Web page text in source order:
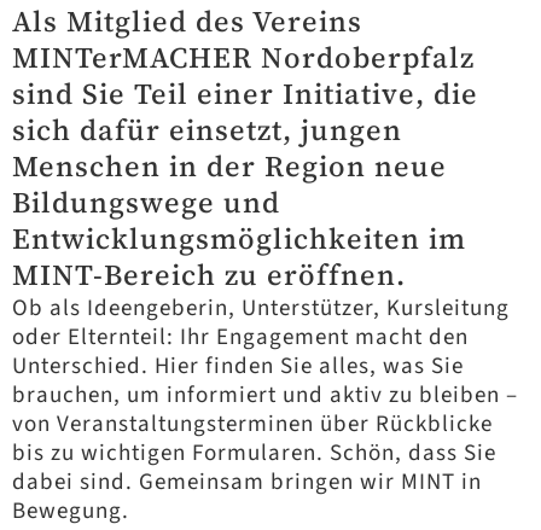
Als Mitglied des Vereins
MINTerMACHER Nordoberpfalz
sind Sie Teil einer Initiative, die
sich dafür einsetzt, jungen
Menschen in der Region neue
Bildungswege und
Entwicklungsmöglichkeiten im
MINT-Bereich zu eröffnen.
Ob als Ideengeberin, Unterstützer, Kursleitung
oder Elternteil: Ihr Engagement macht den
Unterschied. Hier finden Sie alles, was Sie
brauchen, um informiert und aktiv zu bleiben –
von Veranstaltungsterminen über Rückblicke
bis zu wichtigen Formularen. Schön, dass Sie
dabei sind. Gemeinsam bringen wir MINT in
Bewegung.